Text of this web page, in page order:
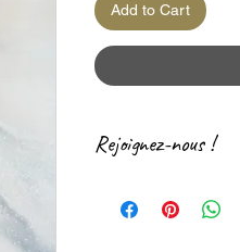
Add to Cart
Rejoignez-nous !
vie de notre petite